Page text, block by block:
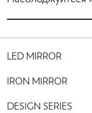
LED MIRROR
IRON MIRROR
DESIGN SERIES